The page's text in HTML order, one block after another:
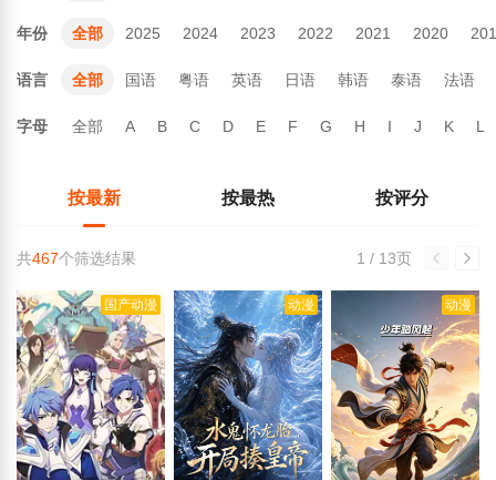
年份 全部 2025 2024 2023 2022 2021 2020
语言 全部 国语 粤语 英语 日语 韩语 泰语 法语
字母 全部 A B C D E F G H I J K L
按最新 按最热 按评分
1 / 13页
共467个筛选结果
国产动漫 动漫 动漫